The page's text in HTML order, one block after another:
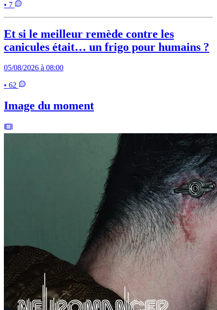
• 7
Et si le meilleur remède contre les
canicules était… un frigo pour humains ?
05/08/2026 à 08:00
• 62
Image du moment